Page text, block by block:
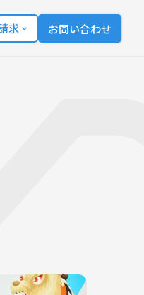
求 お問い合わせ